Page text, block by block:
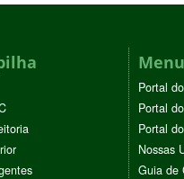
Portal
Portal
Portal
Nossas
Guia de